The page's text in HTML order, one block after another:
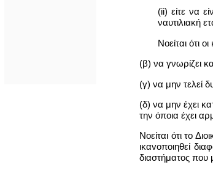
(ii) είτε να
ναυτιλιακή
Νοείται ότι
(β) να γνωρίζει
(γ) να μην τελεί
(δ) να μην έχει
την όποια έχει
Νοείται ότι το
ικαvoπoιηθεί
διαστήματος που